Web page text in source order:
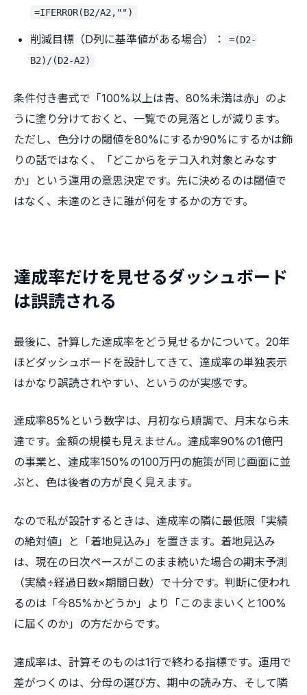
=IFERROR(B2/A2,"")
削減目標（D列に基準値がある場合）：
=(D2-
B2)/(D2-A2)
条件付き書式で「100%以上は青、80%未満は赤」のよ
うに塗り分けておくと、一覧での見落としが減ります。
ただし、色分けの閾値を80%にするか90%にするかは飾
りの話ではなく、「どこからをテコ入れ対象とみなす
か」という運用の意思決定です。先に決めるのは閾値で
はなく、未達のときに誰が何をするかの方です。
達成率だけを見せるダッシュボード
は誤読される
最後に、計算した達成率をどう見せるかについて。20年
ほどダッシュボードを設計してきて、達成率の単独表示
はかなり誤読されやすい、というのが実感です。
達成率85%という数字は、月初なら順調で、月末なら未
達です。金額の規模も見えません。達成率90%の1億円
の事業と、達成率150%の100万円の施策が同じ画面に並
ぶと、色は後者の方が良く見えます。
なので私が設計するときは、達成率の隣に最低限「実績
の絶対値」と「着地見込み」を置きます。着地見込み
は、現在の日次ペースがこのまま続いた場合の期末予測
（実績÷経過日数×期間日数）で十分です。判断に使われ
るのは「今85%かどうか」より「このままいくと100%
に届くのか」の方だからです。
達成率は、計算そのものは1行で終わる指標です。運用で
差がつくのは、分母の選び方、期中の読み方、そして隣